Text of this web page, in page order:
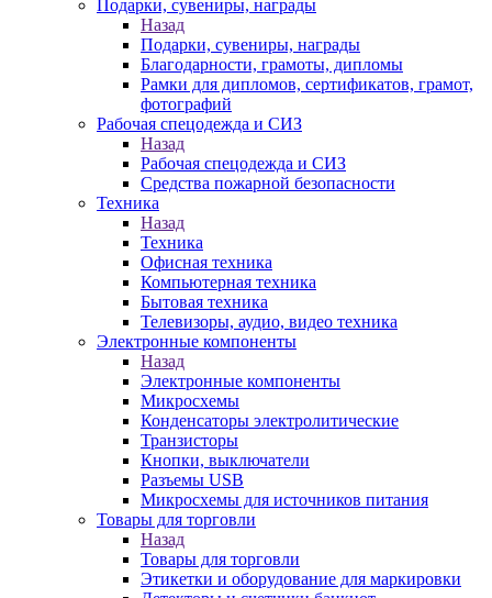
Подарки, сувениры, награды
Назад
Подарки, сувениры, награды
Благодарности, грамоты, дипломы
Рамки для дипломов, сертификатов, грамот,
фотографий
Рабочая спецодежда и СИЗ
Назад
Рабочая спецодежда и СИЗ
Средства пожарной безопасности
Техника
Назад
Техника
Офисная техника
Компьютерная техника
Бытовая техника
Телевизоры, аудио, видео техника
Электронные компоненты
Назад
Электронные компоненты
Микросхемы
Конденсаторы электролитические
Транзисторы
Кнопки, выключатели
Разъемы USB
Микросхемы для источников питания
Товары для торговли
Назад
Товары для торговли
Этикетки и оборудование для маркировки